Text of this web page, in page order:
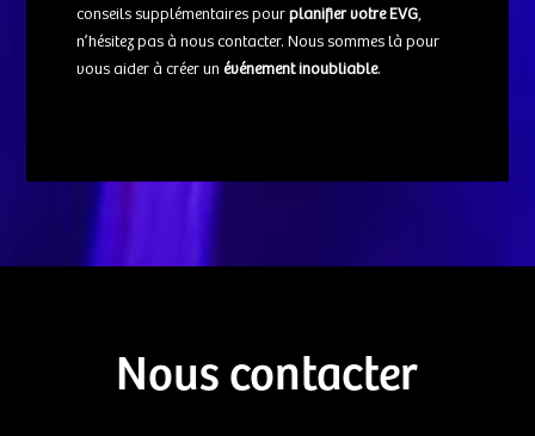
conseils supplémentaires pourplanifier votre EVG,
n’hésitez pas à nous contacter. Nous sommes là pour
vous aider à créer unévénement inoubliable.
Nous contacter